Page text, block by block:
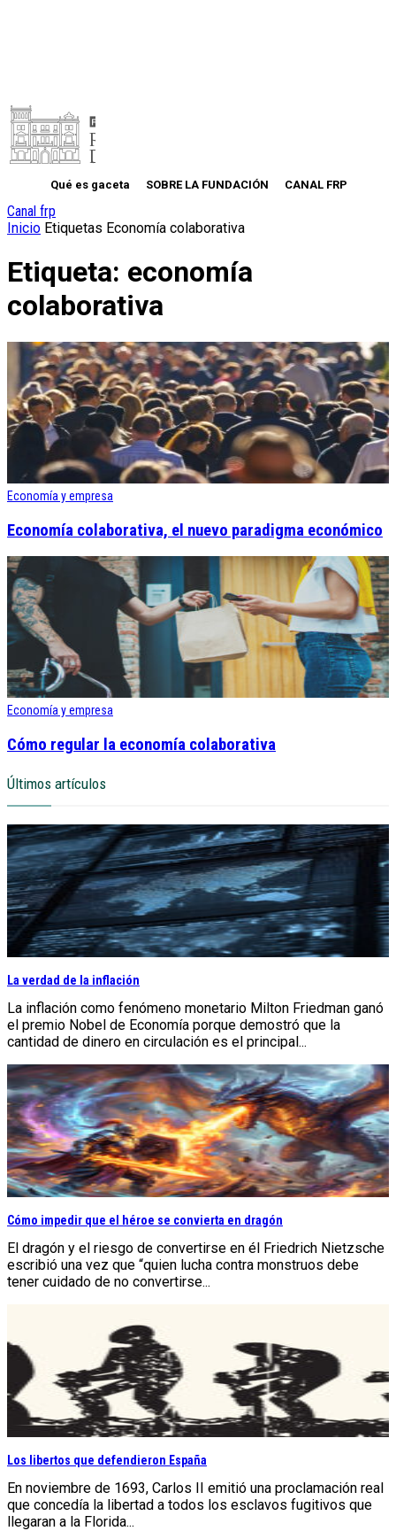
Qué es gaceta SOBRE LA FUNDACIÓN CANAL FRP
Canal frp
Inicio Etiquetas Economía colaborativa
Etiqueta: economía
colaborativa
Economía y empresa
Economía colaborativa, el nuevo paradigma económico
Economía y empresa
Cómo regular la economía colaborativa
Últimos artículos
La verdad de la inflación
La inflación como fenómeno monetario Milton Friedman ganó
el premio Nobel de Economía porque demostró que la
cantidad de dinero en circulación es el principal...
Cómo impedir que el héroe se convierta en dragón
El dragón y el riesgo de convertirse en él Friedrich Nietzsche
escribió una vez que “quien lucha contra monstruos debe
tener cuidado de no convertirse...
Los libertos que defendieron España
En noviembre de 1693, Carlos II emitió una proclamación real
que concedía la libertad a todos los esclavos fugitivos que
llegaran a la Florida...